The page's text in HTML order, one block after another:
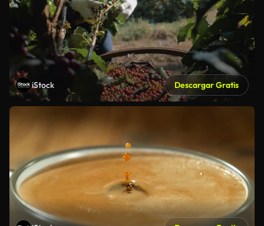
iStock Descargar Gratis